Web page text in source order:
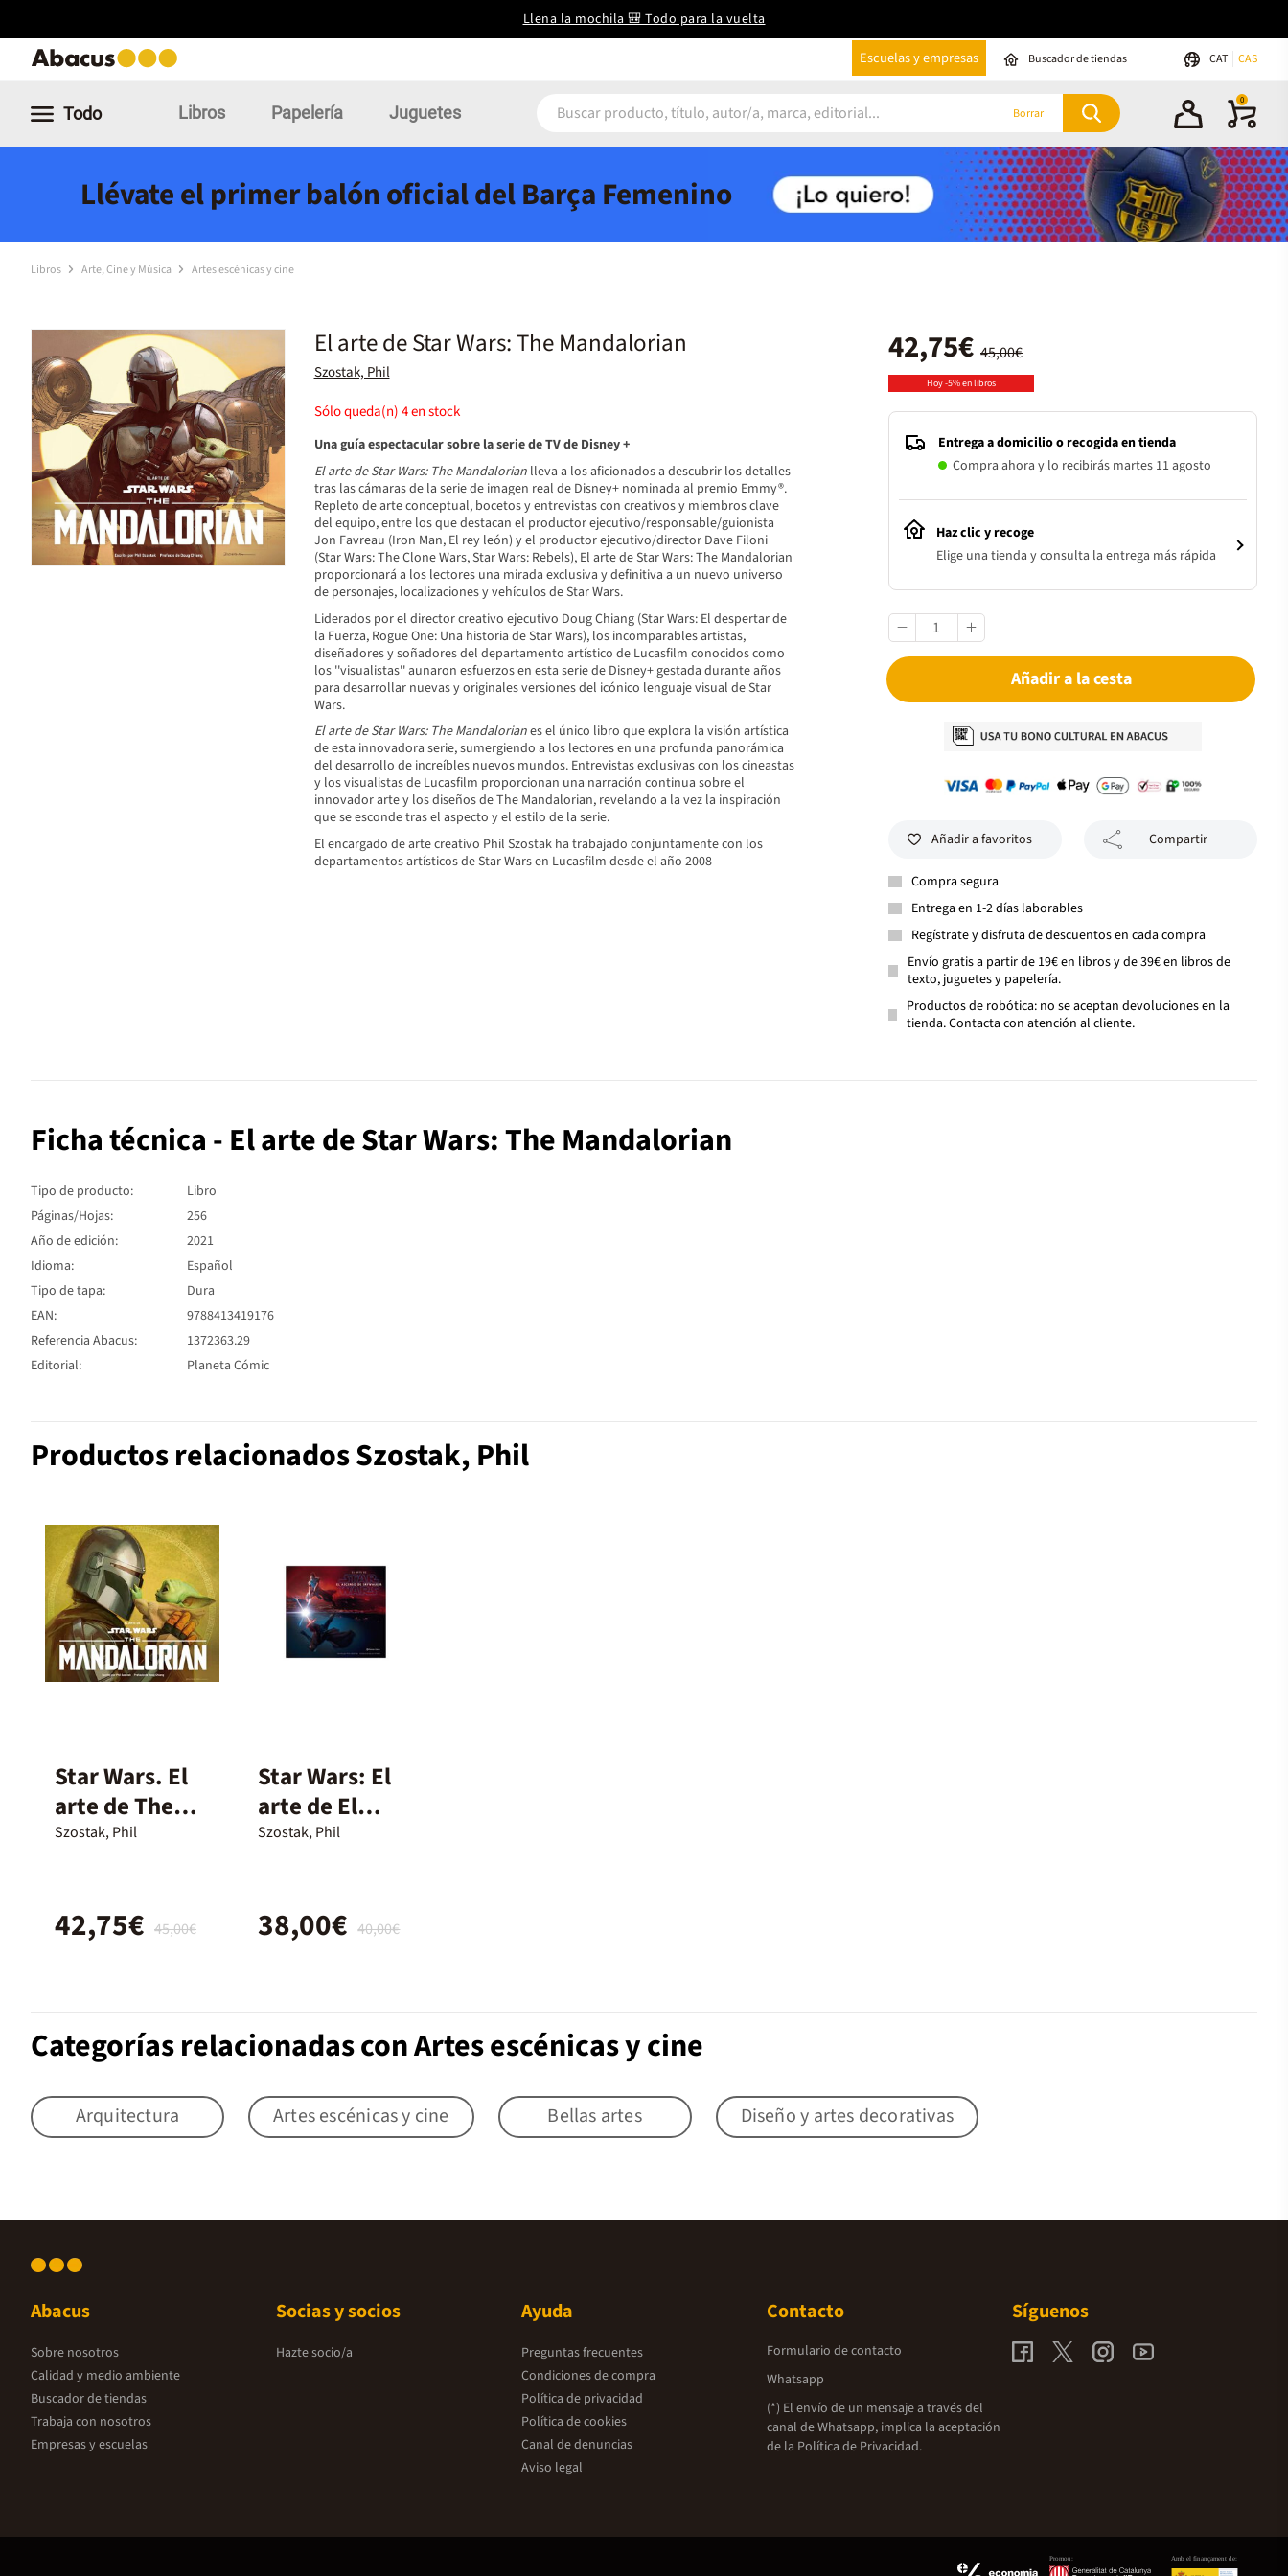
Llena la mochila 🎒 Todo para la vuelta
Escuelas y empresas Buscador de tiendas CAT CAS
Todo Libros Papelería Juguetes Borrar
0
Llévate el primer balón oficial del Barça Femenino
Libros Arte, Cine y Música Artes escénicas y cine
El arte de Star Wars: The Mandalorian
Szostak, Phil
Sólo queda(n)4en stock
Una guía espectacular sobre la serie de TV de Disney +
El arte de Star Wars: The Mandalorianlleva a los aficionados a descubrir los detalles
tras las cámaras de la serie de imagen real de Disney+ nominada al premio Emmy®.
Repleto de arte conceptual, bocetos y entrevistas con creativos y miembros clave
del equipo, entre los que destacan el productor ejecutivo/responsable/guionista
Jon Favreau (Iron Man, El rey león) y el productor ejecutivo/director Dave Filoni
(Star Wars: The Clone Wars, Star Wars: Rebels), El arte de Star Wars: The Mandalorian
proporcionará a los lectores una mirada exclusiva y definitiva a un nuevo universo
de personajes, localizaciones y vehículos de Star Wars.
Liderados por el director creativo ejecutivo Doug Chiang (Star Wars: El despertar de
la Fuerza, Rogue One: Una historia de Star Wars), los incomparables artistas,
diseñadores y soñadores del departamento artístico de Lucasfilm conocidos como
los ''visualistas'' aunaron esfuerzos en esta serie de Disney+ gestada durante años
para desarrollar nuevas y originales versiones del icónico lenguaje visual de Star
Wars.
El arte de Star Wars: The Mandalorianes el único libro que explora la visión artística
de esta innovadora serie, sumergiendo a los lectores en una profunda panorámica
del desarrollo de increíbles nuevos mundos. Entrevistas exclusivas con los cineastas
y los visualistas de Lucasfilm proporcionan una narración continua sobre el
innovador arte y los diseños de The Mandalorian, revelando a la vez la inspiración
que se esconde tras el aspecto y el estilo de la serie.
El encargado de arte creativo Phil Szostak ha trabajado conjuntamente con los
departamentos artísticos de Star Wars en Lucasfilm desde el año 2008
45,00€
42,75€
Hoy -5% en libros
Entrega a domicilio o recogida en tienda
Compra ahora y lo recibirás martes 11 agosto
Haz clic y recoge
Elige una tienda y consulta la entrega más rápida
Añadir a la cesta
Añadir a favoritos Compartir
Compra segura
Entrega en 1-2 días laborables
Regístrate y disfruta de descuentos en cada compra
Envío gratis a partir de 19€ en libros y de 39€ en libros de
texto, juguetes y papelería.
Productos de robótica: no se aceptan devoluciones en la
tienda. Contacta con atención al cliente.
Ficha técnica - El arte de Star Wars: The Mandalorian
Tipo de producto:
Libro
Páginas/Hojas:
256
Año de edición:
2021
Idioma:
Español
Tipo de tapa:
Dura
EAN:
9788413419176
Referencia Abacus:
1372363.29
Editorial:
Planeta Cómic
Productos relacionados Szostak, Phil
Star Wars. El
arte de The
Mandalorian
Szostak, Phil
45,00€
42,75€
Star Wars: El
arte de El
ascenso de
Szostak, Phil
40,00€
38,00€
Categorías relacionadas con Artes escénicas y cine
Arquitectura Artes escénicas y cine Bellas artes Diseño y artes decorativas
Abacus
Sobre nosotros
Calidad y medio ambiente
Buscador de tiendas
Trabaja con nosotros
Empresas y escuelas
Socias y socios
Hazte socio/a
Ayuda
Preguntas frecuentes
Condiciones de compra
Política de privacidad
Política de cookies
Canal de denuncias
Aviso legal
Contacto
Formulario de contacto
Whatsapp
(*) El envío de un mensaje a través del
canal de Whatsapp, implica la aceptación
de la Política de Privacidad.
Síguenos
Promou: Amb el finançament de: